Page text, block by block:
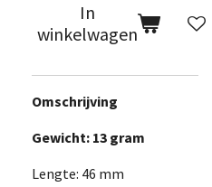
In
winkelwagen
Omschrijving
Gewicht: 13 gram
Lengte: 46 mm